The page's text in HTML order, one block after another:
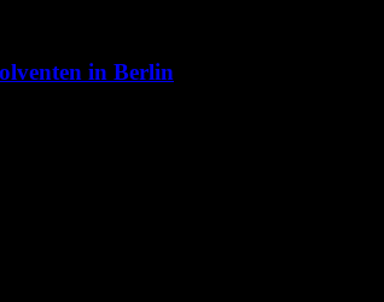
in Berlin